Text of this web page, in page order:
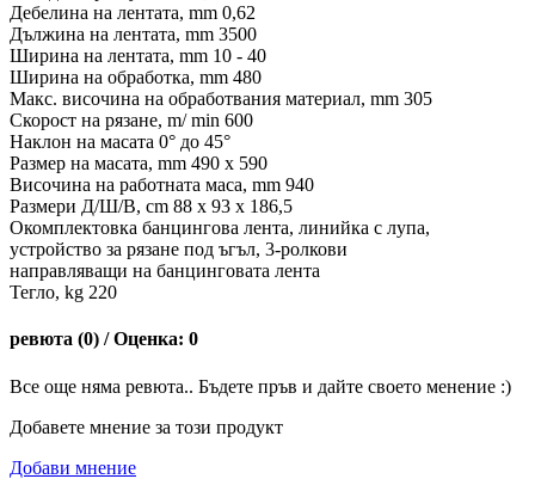
Дебелина на лентата, mm 0,62
Дължина на лентата, mm 3500
Ширина на лентата, mm 10 - 40
Ширина на обработка, mm 480
Макс. височина на обработвания материал, mm 305
Скорост на рязане, m/ min 600
Наклон на масата 0° до 45°
Размер на масата, mm 490 х 590
Височина на работната маса, mm 940
Размери Д/Ш/В, cm 88 x 93 x 186,5
Окомплектовка банцингова лента, линийка с лупа,
устройство за рязане под ъгъл, 3-ролкови
направляващи на банцинговата лента
Тегло, kg 220
ревюта (0) / Оценка: 0
Все още няма ревюта.. Бъдете пръв и дайте своето менение :)
Добавете мнение за този продукт
Добави мнение